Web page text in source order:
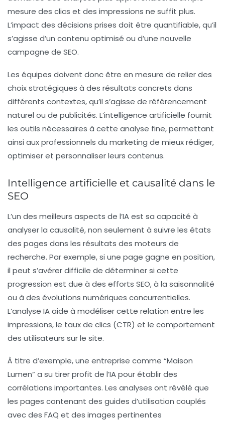
mesure des clics et des impressions ne suffit plus.
L’impact des décisions prises doit être quantifiable, qu’il
s’agisse d’un contenu optimisé ou d’une nouvelle
campagne de SEO.
Les équipes doivent donc être en mesure de relier des
choix stratégiques à des résultats concrets dans
différents contextes, qu’il s’agisse de référencement
naturel ou de publicités. L’intelligence artificielle fournit
les outils nécessaires à cette analyse fine, permettant
ainsi aux professionnels du marketing de mieux rédiger,
optimiser et personnaliser leurs contenus.
Intelligence artificielle et causalité dans le
SEO
L’un des meilleurs aspects de l’IA est sa capacité à
analyser la causalité, non seulement à suivre les états
des pages dans les résultats des moteurs de
recherche. Par exemple, si une page gagne en position,
il peut s’avérer difficile de déterminer si cette
progression est due à des efforts SEO, à la saisonnalité
ou à des évolutions numériques concurrentielles.
L’analyse IA aide à modéliser cette relation entre les
impressions, le taux de clics (CTR) et le comportement
des utilisateurs sur le site.
À titre d’exemple, une entreprise comme “Maison
Lumen” a su tirer profit de l’IA pour établir des
corrélations importantes. Les analyses ont révélé que
les pages contenant des guides d’utilisation couplés
avec des FAQ et des images pertinentes